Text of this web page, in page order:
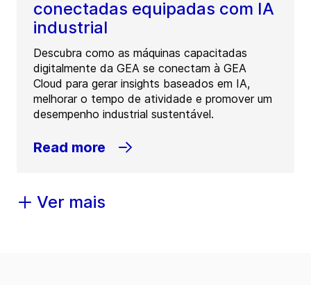
conectadas equipadas com IA
industrial
Descubra como as máquinas capacitadas
digitalmente da GEA se conectam à GEA
Cloud para gerar insights baseados em IA,
melhorar o tempo de atividade e promover um
desempenho industrial sustentável.
Read more
Ver mais